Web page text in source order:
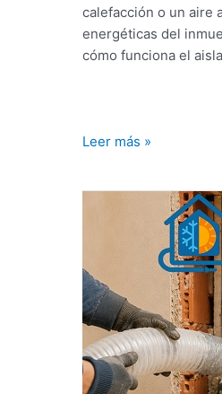
calefacción o un aire
energéticas del
cómo funciona el
Leer más »
funciona
el
aislamiento
por
insuflado
casero?